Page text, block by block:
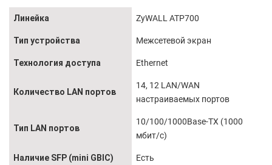
Линейка ZyWALL ATP700
Тип устройства Межсетевой экран
Технология доступа Ethernet
Количество LAN портов
14, 12 LAN/WAN
настраиваемых портов
Тип LAN портов
10/100/1000Base-TX (1000
мбит/с)
Наличие SFP (mini GBIC) Есть